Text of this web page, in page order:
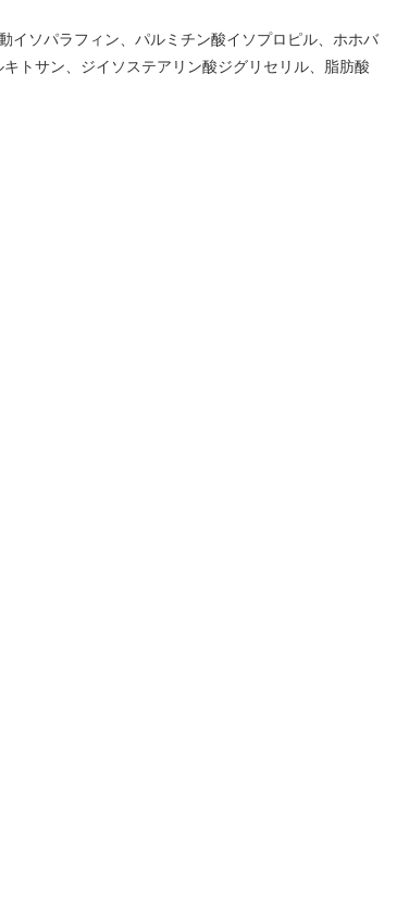
イソパラフィン、パルミチン酸イソプロピル、ホホバ
トサン、ジイソステアリン酸ジグリセリル、脂肪酸